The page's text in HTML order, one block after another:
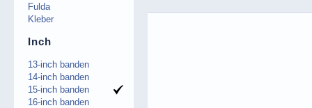
Fulda
Kleber
Inch
13-inch banden
14-inch banden
15-inch banden
16-inch banden